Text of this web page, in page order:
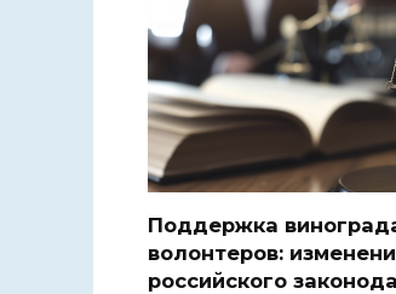
Поддержка
волонтеров:
российского